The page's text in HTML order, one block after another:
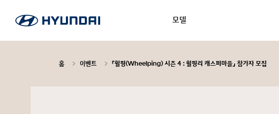
모델
홈 이벤트 「휠핑(Wheelping) 시즌 4 : 휠핑리 캐스퍼마을」 참가자 모집